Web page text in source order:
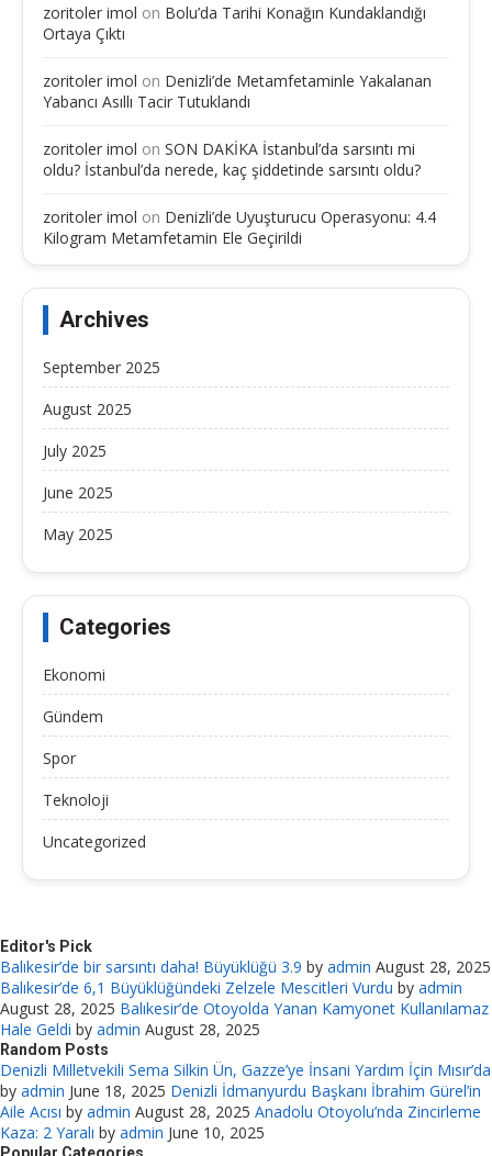
zoritoler imol on Bolu’da Tarihi Konağın Kundaklandığı
Ortaya Çıktı
zoritoler imol on Denizli’de Metamfetaminle Yakalanan
Yabancı Asıllı Tacir Tutuklandı
zoritoler imol on SON DAKİKA İstanbul’da sarsıntı mi
oldu? İstanbul’da nerede, kaç şiddetinde sarsıntı oldu?
zoritoler imol on Denizli’de Uyuşturucu Operasyonu: 4.4
Kilogram Metamfetamin Ele Geçirildi
Archives
September 2025
August 2025
July 2025
June 2025
May 2025
Categories
Ekonomi
Gündem
Spor
Teknoloji
Uncategorized
Editor's Pick
Balıkesir’de bir sarsıntı daha! Büyüklüğü 3.9 by admin August 28, 2025
Balıkesir’de 6,1 Büyüklüğündeki Zelzele Mescitleri Vurdu by admin
August 28, 2025 Balıkesir’de Otoyolda Yanan Kamyonet Kullanılamaz
Hale Geldi by admin August 28, 2025
Random Posts
Denizli Milletvekili Sema Silkin Ün, Gazze’ye İnsani Yardım İçin Mısır’da
by admin June 18, 2025 Denizli İdmanyurdu Başkanı İbrahim Gürel’in
Aile Acısı by admin August 28, 2025 Anadolu Otoyolu’nda Zincirleme
Kaza: 2 Yaralı by admin June 10, 2025
Popular Categories